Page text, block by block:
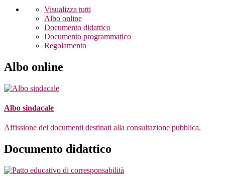
Visualizza tutti
Albo online
Documento didattico
Documento programmatico
Regolamento
Albo online
Albo sindacale
Affissione dei documenti destinati alla consultazione pubblica.
Documento didattico